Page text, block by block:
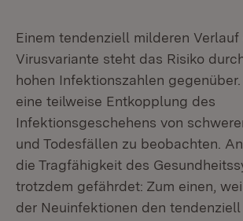
Einem tendenziell milderen
Virusvariante steht das Risiko
hohen Infektionszahlen
eine teilweise Entkopplung des
Infektionsgeschehens von
und Todesfällen zu beobachten.
die Tragfähigkeit des
trotzdem gefährdet: Zum einen,
der Neuinfektionen den